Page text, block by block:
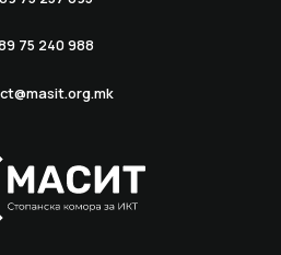
75 240 988